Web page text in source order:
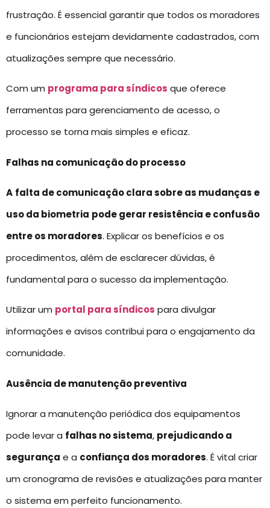
frustração. É essencial garantir que todos os moradores
e funcionários estejam devidamente cadastrados, com
atualizações sempre que necessário.
Com um programa para síndicos que oferece
ferramentas para gerenciamento de acesso, o
processo se torna mais simples e eficaz.
Falhas na comunicação do processo
A falta de comunicação clara sobre as mudanças e
uso da biometria pode gerar resistência e confusão
entre os moradores. Explicar os benefícios e os
procedimentos, além de esclarecer dúvidas, é
fundamental para o sucesso da implementação.
Utilizar um portal para síndicos para divulgar
informações e avisos contribui para o engajamento da
comunidade.
Ausência de manutenção preventiva
Ignorar a manutenção periódica dos equipamentos
pode levar a falhas no sistema, prejudicando a
segurança e a confiança dos moradores. É vital criar
um cronograma de revisões e atualizações para manter
o sistema em perfeito funcionamento.